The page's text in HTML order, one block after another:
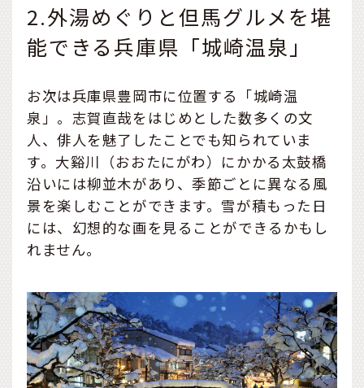
2.外湯めぐりと但馬グルメを堪
能できる兵庫県「城崎温泉」
お次は兵庫県豊岡市に位置する「城崎温
泉」。志賀直哉をはじめとした数多くの文
人、俳人を魅了したことでも知られていま
す。大谿川（おおたにがわ）にかかる太鼓橋
沿いには柳並木があり、季節ごとに異なる風
景を楽しむことができます。雪が積もった日
には、幻想的な画を見ることができるかもし
れません。